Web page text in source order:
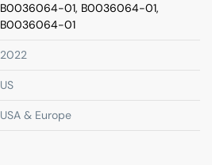
B0036064-01, B0036064-01,
B0036064-01
2022
US
USA & Europe